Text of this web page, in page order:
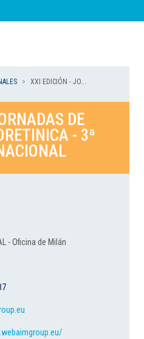
XXI EDICIÓN - JO...
DE
- 3ª
- Oficina de Milán